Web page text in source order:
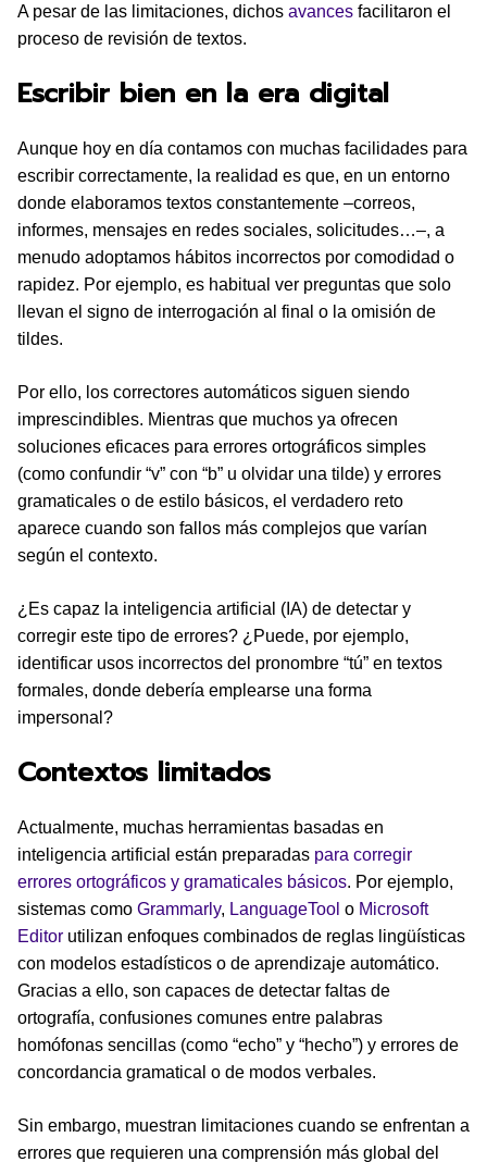
A pesar de las limitaciones, dichos avances facilitaron el
proceso de revisión de textos.
Escribir bien en la era digital
Aunque hoy en día contamos con muchas facilidades para
escribir correctamente, la realidad es que, en un entorno
donde elaboramos textos constantemente –correos,
informes, mensajes en redes sociales, solicitudes…–, a
menudo adoptamos hábitos incorrectos por comodidad o
rapidez. Por ejemplo, es habitual ver preguntas que solo
llevan el signo de interrogación al final o la omisión de
tildes.
Por ello, los correctores automáticos siguen siendo
imprescindibles. Mientras que muchos ya ofrecen
soluciones eficaces para errores ortográficos simples
(como confundir “v” con “b” u olvidar una tilde) y errores
gramaticales o de estilo básicos, el verdadero reto
aparece cuando son fallos más complejos que varían
según el contexto.
¿Es capaz la inteligencia artificial (IA) de detectar y
corregir este tipo de errores? ¿Puede, por ejemplo,
identificar usos incorrectos del pronombre “tú” en textos
formales, donde debería emplearse una forma
impersonal?
Contextos limitados
Actualmente, muchas herramientas basadas en
inteligencia artificial están preparadas para corregir
errores ortográficos y gramaticales básicos. Por ejemplo,
sistemas como Grammarly, LanguageTool o Microsoft
Editor utilizan enfoques combinados de reglas lingüísticas
con modelos estadísticos o de aprendizaje automático.
Gracias a ello, son capaces de detectar faltas de
ortografía, confusiones comunes entre palabras
homófonas sencillas (como “echo” y “hecho”) y errores de
concordancia gramatical o de modos verbales.
Sin embargo, muestran limitaciones cuando se enfrentan a
errores que requieren una comprensión más global del